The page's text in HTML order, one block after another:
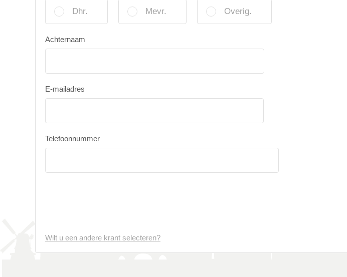
Dhr. Mevr. Overig.
Achternaam
E-mailadres
Telefoonnummer
Wilt u een andere krant selecteren?